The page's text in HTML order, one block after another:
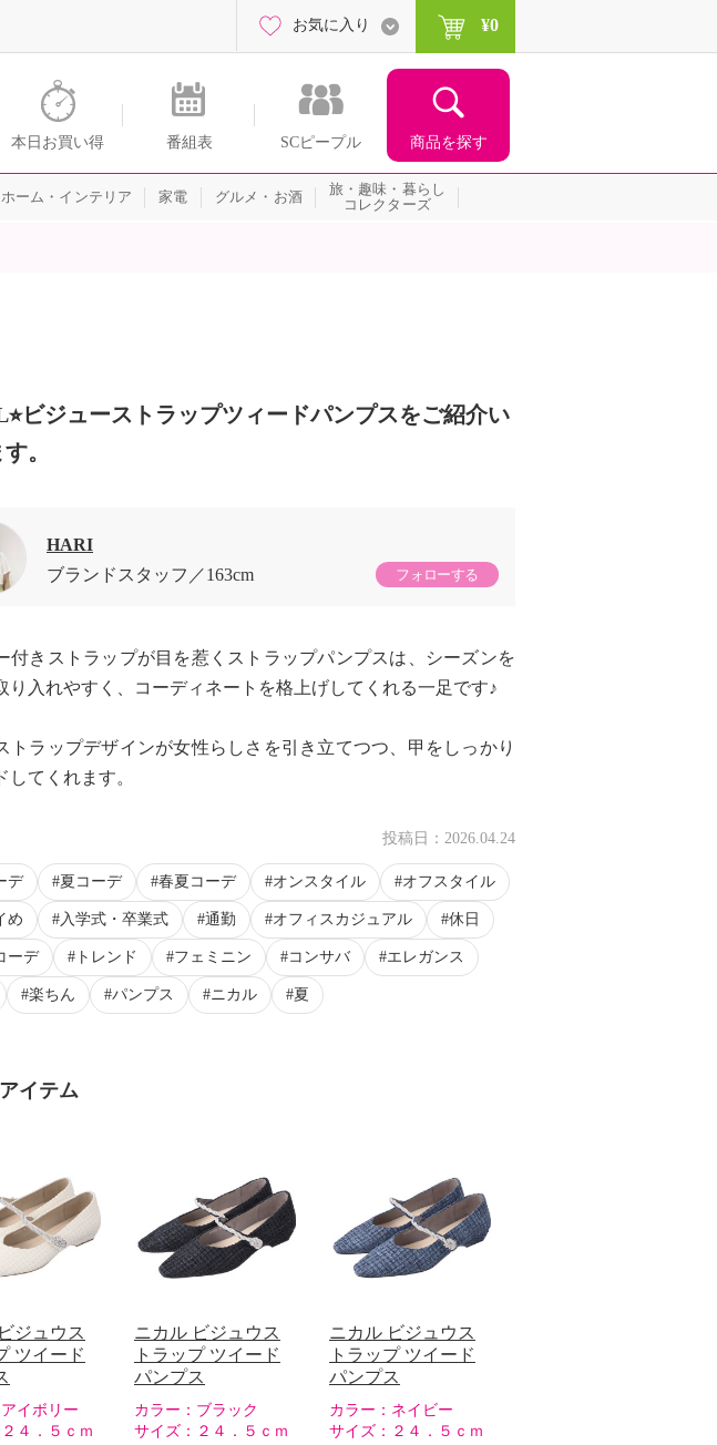
ップチャンネル
本日お買い得 番組表 SCピープル 商品を探す
お気に入り ¥0
ホーム・インテリア 家電 グルメ・お酒
旅・趣味・暮らし
コレクターズ
ビジューストラップツィードパンプスをご紹介い
。
HARI
ブランドスタッフ
163cm フォローする
付きストラップが目を惹くストラップパンプスは、シーズンを
り入れやすく、コーディネートを格上げしてくれる一足です♪
トラップデザインが女性らしさを引き立てつつ、甲をしっかり
してくれます。
投稿日： 2026.04.24
デ 夏コーデ 春夏コーデ オンスタイル オフスタイル
め 入学式・卒業式 通勤 オフィスカジュアル 休日
ーデ トレンド フェミニン コンサバ エレガンス
楽ちん パンプス ニカル 夏
イテム
ジュウス
ツイード
アイボリー
２４．５ｃｍ
ニカル ビジュウス
トラップ ツイード
パンプス
カラー： ブラック
サイズ： ２４．５ｃｍ
ニカル ビジュウス
トラップ ツイード
パンプス
カラー： ネイビー
サイズ： ２４．５ｃｍ